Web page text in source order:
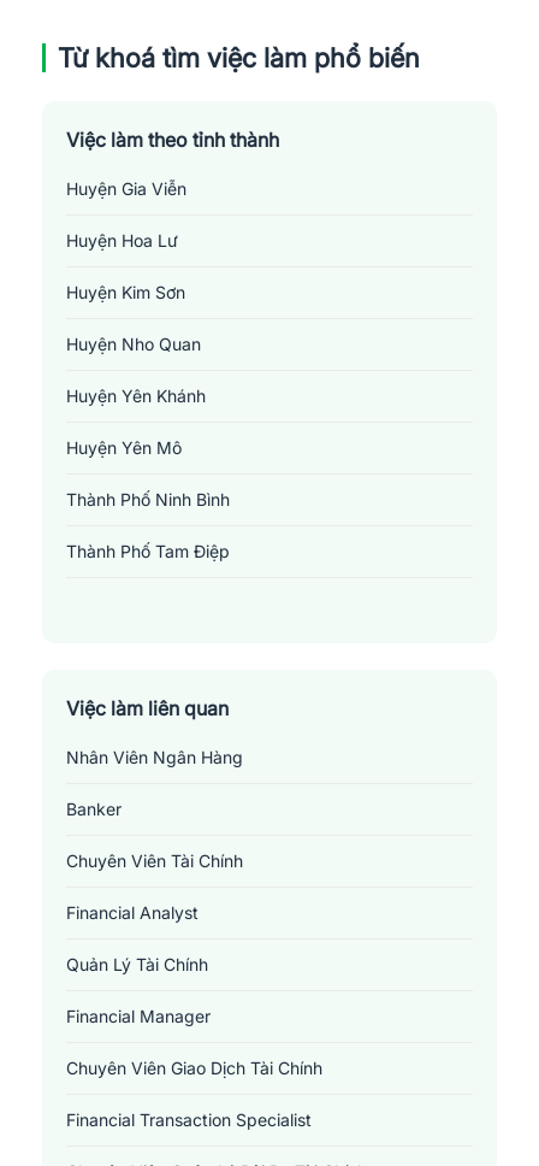
Từ khoá tìm việc làm phổ biến
Việc làm theo tỉnh thành
Huyện Gia Viễn
Huyện Hoa Lư
Huyện Kim Sơn
Huyện Nho Quan
Huyện Yên Khánh
Huyện Yên Mô
Thành Phố Ninh Bình
Thành Phố Tam Điệp
Việc làm liên quan
Nhân Viên Ngân Hàng
Banker
Chuyên Viên Tài Chính
Financial Analyst
Quản Lý Tài Chính
Financial Manager
Chuyên Viên Giao Dịch Tài Chính
Financial Transaction Specialist